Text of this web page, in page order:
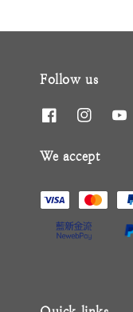
Follow us
We accept